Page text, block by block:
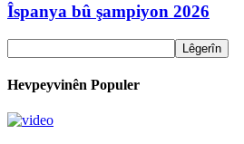
Îspanya bû şampiyon 2026
Hevpeyvinên Populer